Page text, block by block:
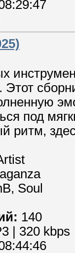
Этот
под
ритм,
Soul
140
| 320 kbps